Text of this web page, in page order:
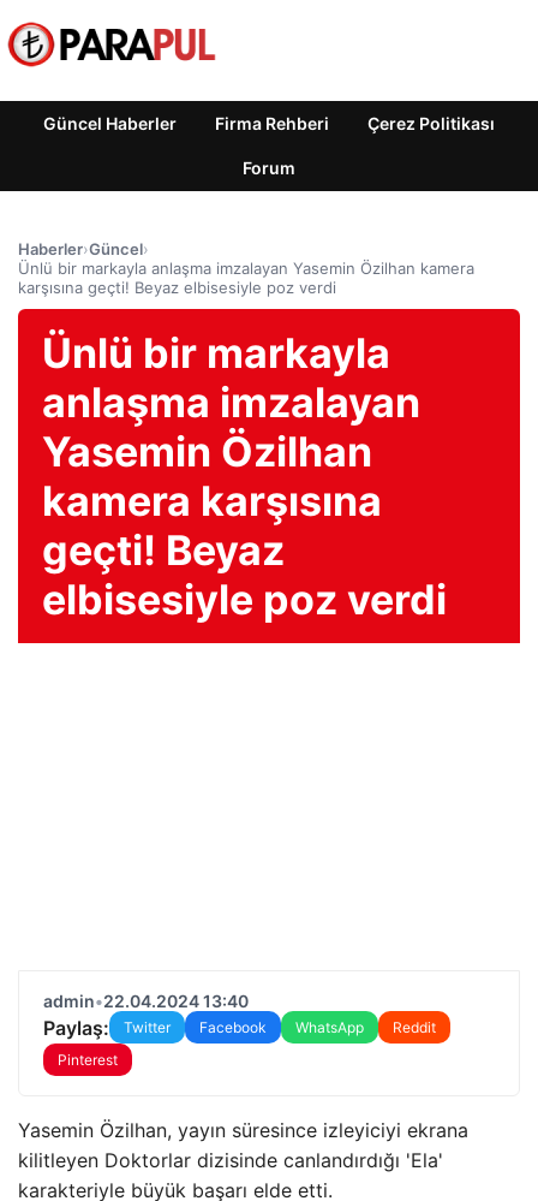
Güncel Haberler Firma Rehberi Çerez Politikası
Forum
Haberler›Güncel›
Ünlü bir markayla anlaşma imzalayan Yasemin Özilhan kamera
karşısına geçti! Beyaz elbisesiyle poz verdi
Ünlü bir markayla
anlaşma imzalayan
Yasemin Özilhan
kamera karşısına
geçti! Beyaz
elbisesiyle poz verdi
admin•22.04.2024 13:40
Paylaş: Twitter Facebook WhatsApp
Reddit
Pinterest
Yasemin Özilhan, yayın süresince izleyiciyi ekrana
kilitleyen Doktorlar dizisinde canlandırdığı 'Ela'
karakteriyle büyük başarı elde etti.